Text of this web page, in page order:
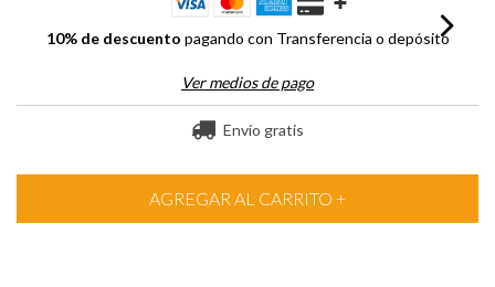
10% de descuento pagando con Transferencia o depósito
Ver medios de pago
Envío gratis